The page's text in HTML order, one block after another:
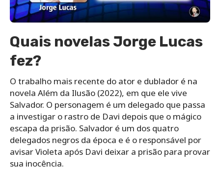
Quais novelas Jorge Lucas
fez?
O trabalho mais recente do ator e dublador é na
novela Além da Ilusão (2022), em que ele vive
Salvador. O personagem é um delegado que passa
a investigar o rastro de Davi depois que o mágico
escapa da prisão. Salvador é um dos quatro
delegados negros da época e é o responsável por
avisar Violeta após Davi deixar a prisão para provar
sua inocência.